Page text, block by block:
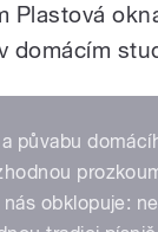
Plastová
domácím
půvabu
obklopuje: